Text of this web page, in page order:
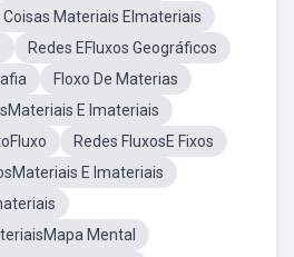
Coisas Materiais EImateriais
Redes EFluxos Geográficos
Floxo De Materias
E Imateriais
Redes FluxosE Fixos
E Imateriais
Mental